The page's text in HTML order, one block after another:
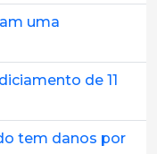
uma
de 11
tem danos por